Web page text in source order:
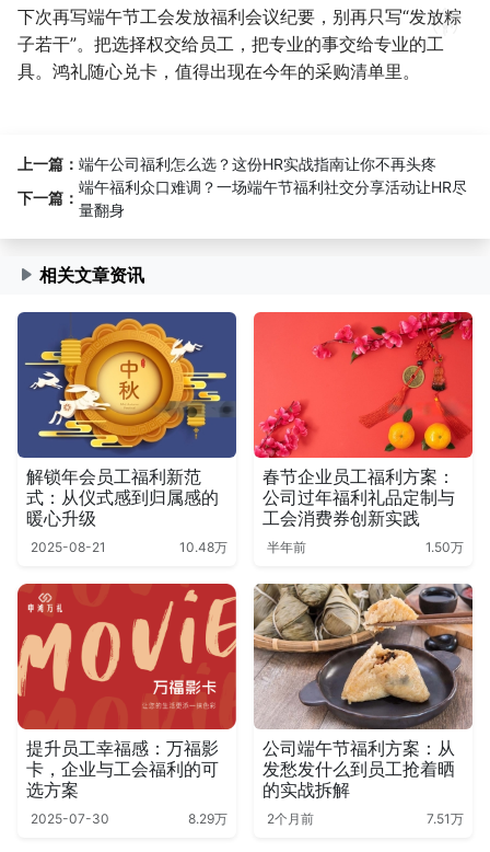
下次再写端午节工会发放福利会议纪要，别再只写“发放粽
子若干”。把选择权交给员工，把专业的事交给专业的工
具。鸿礼随心兑卡，值得出现在今年的采购清单里。
上一篇： 端午公司福利怎么选？这份HR实战指南让你不再头疼
下一篇：
端午福利众口难调？一场端午节福利社交分享活动让HR尽
量翻身
相关文章资讯
解锁年会员工福利新范
式：从仪式感到归属感的
暖心升级
2025-08-21 10.48万
春节企业员工福利方案：
公司过年福利礼品定制与
工会消费券创新实践
半年前 1.50万
提升员工幸福感：万福影
卡，企业与工会福利的可
选方案
2025-07-30 8.29万
公司端午节福利方案：从
发愁发什么到员工抢着晒
的实战拆解
2个月前 7.51万